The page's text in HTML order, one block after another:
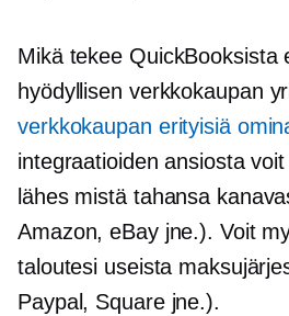
Mikä tekee QuickBooksista
hyödyllisen verkkokaupan
verkkokaupan erityisiä
integraatioiden ansiosta
lähes mistä tahansa
Amazon, eBay jne.). Voit
taloutesi useista
Paypal, Square jne.).